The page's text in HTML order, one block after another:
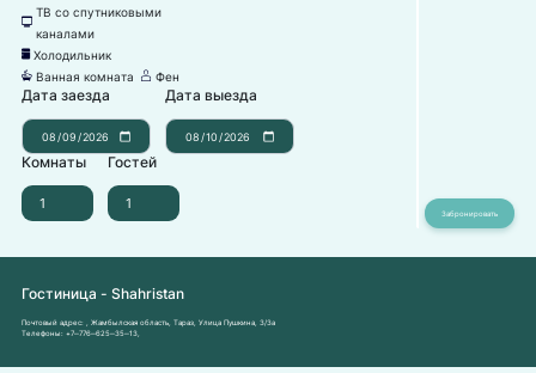
넎
ТВ со спутниковыми
каналами
녒 Холодильник
넸 Ванная комната 덶 Фен
Дата заезда Дата выезда
Комнаты Гостей
Гостиница - Shahristan
Почтовый адрес:
, Жамбылская область, Тараз, Улица Пушкина, 3/3a
Телефоны: +7‒776‒625‒35‒13